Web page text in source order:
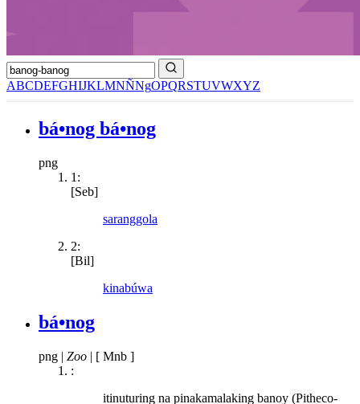
ABCDEFGHIJKLMNÑNgOPQRSTUVWXYZ
bá•nog bá•nog
png
1:
[Seb]
saranggola
2:
[Bil]
kinabúwa
bá•nog
png | Zoo | [ Mnb ]
:
itinuturing na pinakamalaking banoy (Pitheco-